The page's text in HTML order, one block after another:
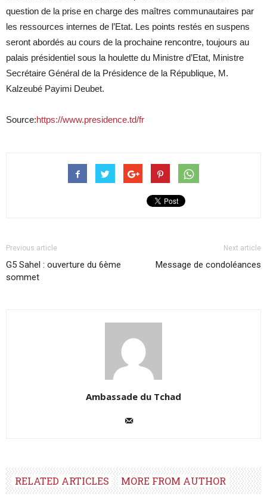
question de la prise en charge des maîtres communautaires par
les ressources internes de l’Etat. Les points restés en suspens
seront abordés au cours de la prochaine rencontre, toujours au
palais présidentiel sous la houlette du Ministre d’Etat, Ministre
Secrétaire Général de la Présidence de la République, M.
Kalzeubé Payimi Deubet.
Source:https://www.presidence.td/fr
Previous article
G5 Sahel : ouverture du 6ème
sommet
Next article
Message de condoléances
Ambassade du Tchad
RELATED ARTICLES MORE FROM AUTHOR